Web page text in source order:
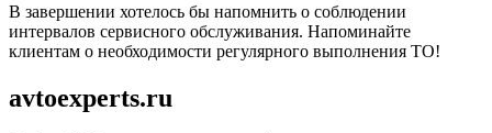
В завершении хотелось бы напомнить о соблюдении
интервалов сервисного обслуживания. Напоминайте
клиентам о необходимости регулярного выполнения ТО!
avtoexperts.ru